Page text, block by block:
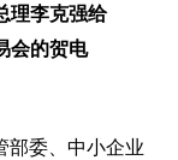
理李克强给
会的贺电
部委、中小企业